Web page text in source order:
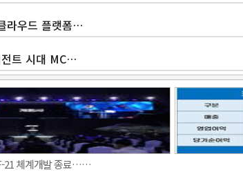
라우드 플랫폼…
트 시대 MC…
21 체계개발 종료……